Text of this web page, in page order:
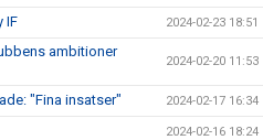
IF 2024-02-23 18:51
ambitioner
2024-02-20 11:53
"Fina insatser" 2024-02-17 16:34
2024-02-16 18:24